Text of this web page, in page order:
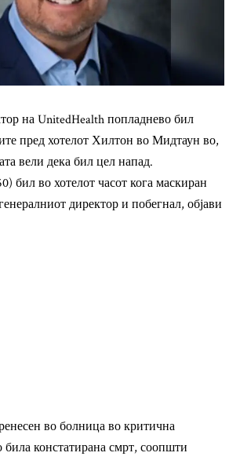
на UnitedHealth попладнево бил
пред хотелот Хилтон во Мидтаун во,
вели дека бил цел напад.
бил во хотелот часот кога маскиран
директор и побегнал, објави
во болница во критична
била констатирана смрт, соопшти